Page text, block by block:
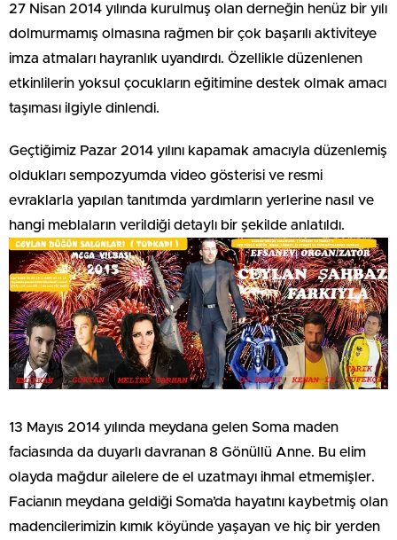
27 Nisan 2014 yılında kurulmuş olan derneğin henüz bir yılı
dolmurmamış olmasına rağmen bir çok başarılı aktiviteye
imza atmaları hayranlık uyandırdı. Özellikle düzenlenen
etkinlilerin yoksul çocukların eğitimine destek olmak amacı
taşıması ilgiyle dinlendi.
Geçtiğimiz Pazar 2014 yılını kapamak amacıyla düzenlemiş
oldukları sempozyumda video gösterisi ve resmi
evraklarla yapılan tanıtımda yardımların yerlerine nasıl ve
hangi meblaların verildiği detaylı bir şekilde anlatıldı.
13 Mayıs 2014 yılında meydana gelen Soma maden
faciasında da duyarlı davranan 8 Gönüllü Anne. Bu elim
olayda mağdur ailelere de el uzatmayı ihmal etmemişler.
Facianın meydana geldiği Soma’da hayatını kaybetmiş olan
madencilerimizin kımık köyünde yaşayan ve hiç bir yerden